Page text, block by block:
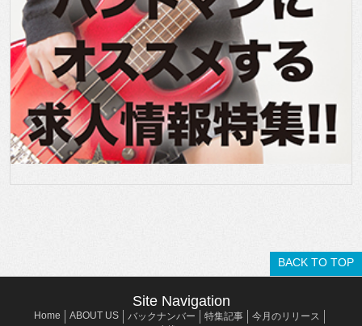
BACK TO TOP
Site Navigation
Home ABOUT US バックナンバー 特集記事
今月のリリース